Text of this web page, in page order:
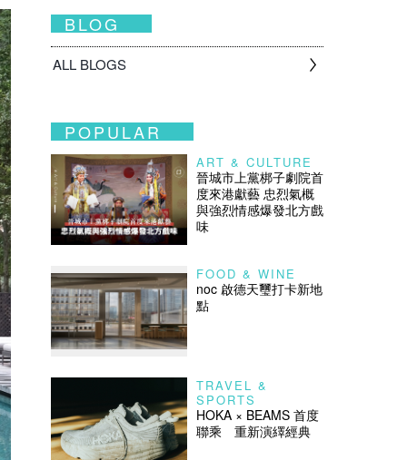
BLOG
ALL BLOGS
POPULAR
ART & CULTURE
晉城市上黨梆子劇院首
度來港獻藝 忠烈氣概
與強烈情感爆發北方戲
味
FOOD & WINE
noc 啟德天璽打卡新地
點
TRAVEL &
SPORTS
HOKA × BEAMS 首度
聯乘 重新演繹經典